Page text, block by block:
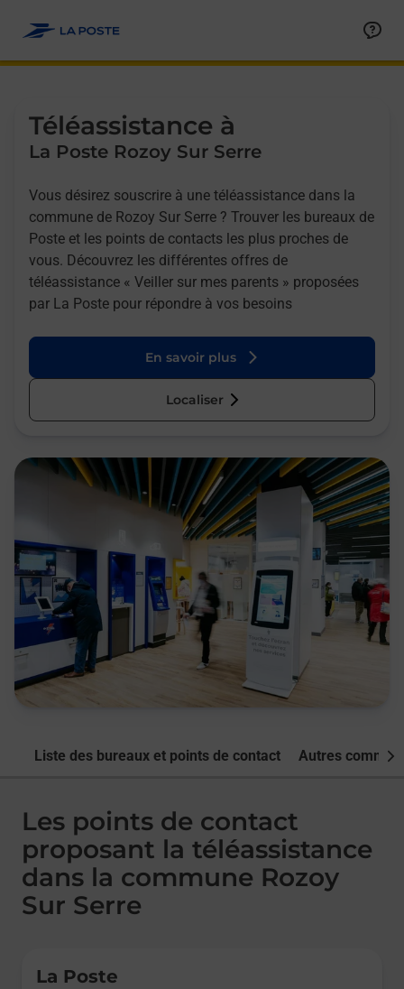
Téléassistance à
La Poste Rozoy Sur Serre
Vous désirez souscrire à une téléassistance dans la
commune de Rozoy Sur Serre ? Trouver les bureaux de
Poste et les points de contacts les plus proches de
vous. Découvrez les différentes offres de
téléassistance « Veiller sur mes parents » proposées
par La Poste pour répondre à vos besoins
En savoir plus
Localiser
Liste des bureaux et points de contact Autres
Les points de contact
proposant la téléassistance
dans la commune Rozoy
Sur Serre
La Poste